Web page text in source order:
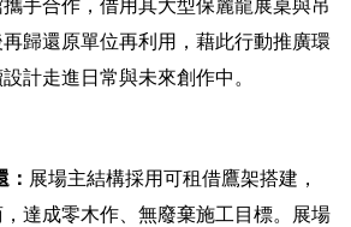
手合作，借用其大型保麗龍展桌與吊
歸還原單位再利用，藉此行動推廣環
計走進日常與未來創作中。
展場主結構採用可租借鷹架搭建，
達成零木作、無廢棄施工目標。展場